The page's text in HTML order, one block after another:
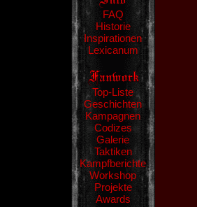
FAQ
Historie
Inspirationen
Lexicanum
Top-Liste
Geschichten
Kampagnen
Codizes
Galerie
Taktiken
Kampfberichte
Workshop
Projekte
Awards